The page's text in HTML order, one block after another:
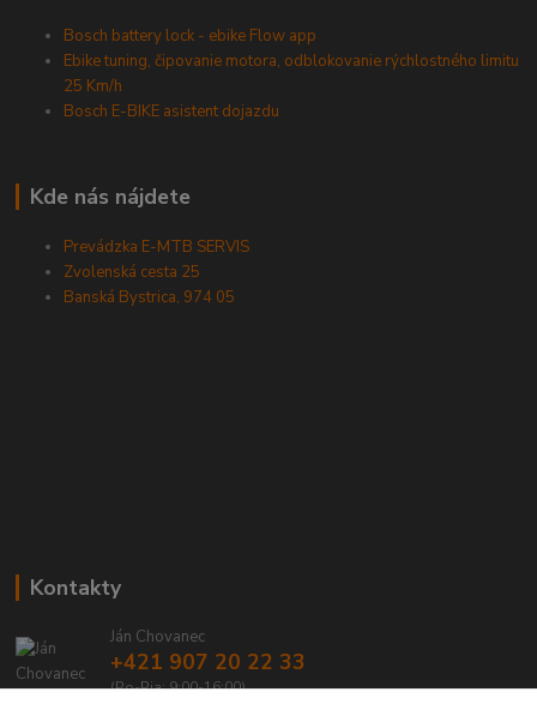
Bosch battery lock - ebike Flow app
Ebike tuning, čipovanie motora, odblokovanie rýchlostného limitu
25 Km/h
Bosch E-BIKE asistent dojazdu
Kde nás nájdete
Prevádzka E-MTB SERVIS
Zvolenská cesta 25
Banská Bystrica, 974 05
Kontakty
Ján Chovanec
+421 907 20 22 33
(Po-Pia: 9:00-16:00)